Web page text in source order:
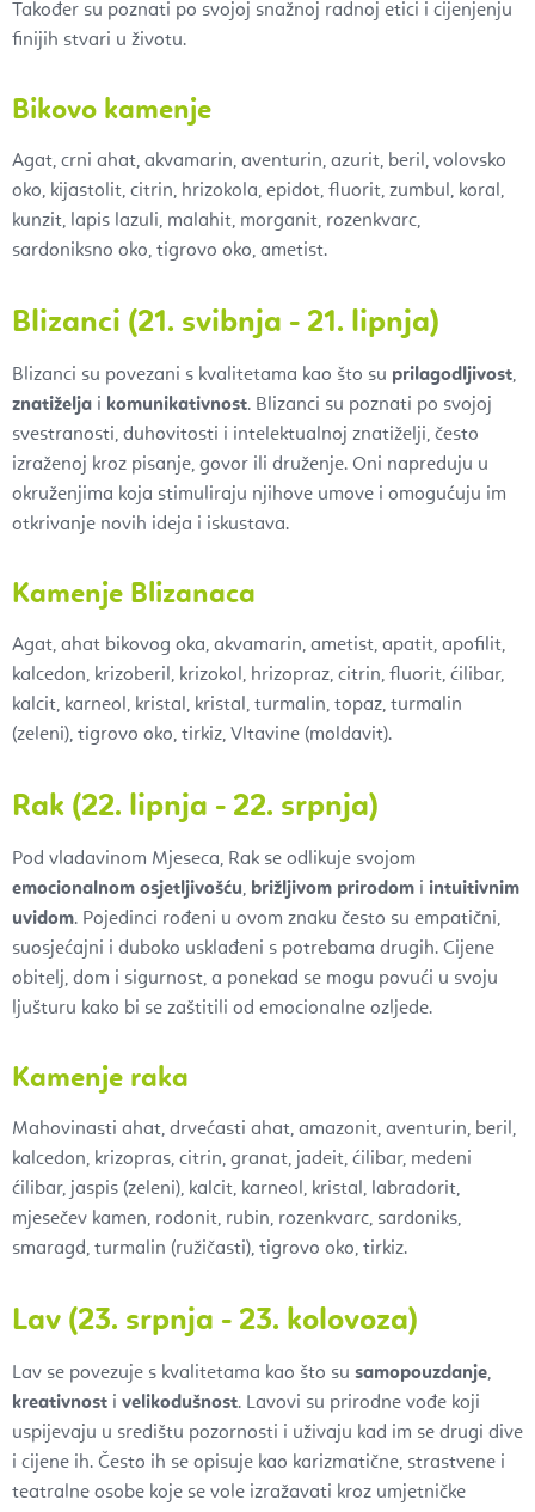
Također su poznati po svojoj snažnoj radnoj etici i cijenjenju
finijih stvari u životu.
Bikovo kamenje
Agat, crni ahat, akvamarin, aventurin, azurit, beril, volovsko
oko, kijastolit, citrin, hrizokola, epidot, fluorit, zumbul, koral,
kunzit, lapis lazuli, malahit, morganit, rozenkvarc,
sardoniksno oko, tigrovo oko, ametist.
Blizanci (21. svibnja - 21. lipnja)
Blizanci su povezani s kvalitetama kao što su prilagodljivost,
znatiželja i komunikativnost. Blizanci su poznati po svojoj
svestranosti, duhovitosti i intelektualnoj znatiželji, često
izraženoj kroz pisanje, govor ili druženje. Oni napreduju u
okruženjima koja stimuliraju njihove umove i omogućuju im
otkrivanje novih ideja i iskustava.
Kamenje Blizanaca
Agat, ahat bikovog oka, akvamarin, ametist, apatit, apofilit,
kalcedon, krizoberil, krizokol, hrizopraz, citrin, fluorit, ćilibar,
kalcit, karneol, kristal, kristal, turmalin, topaz, turmalin
(zeleni), tigrovo oko, tirkiz, Vltavine (moldavit).
Rak (22. lipnja - 22. srpnja)
Pod vladavinom Mjeseca, Rak se odlikuje svojom
emocionalnom osjetljivošću, brižljivom prirodom i intuitivnim
uvidom. Pojedinci rođeni u ovom znaku često su empatični,
suosjećajni i duboko usklađeni s potrebama drugih. Cijene
obitelj, dom i sigurnost, a ponekad se mogu povući u svoju
ljušturu kako bi se zaštitili od emocionalne ozljede.
Kamenje raka
Mahovinasti ahat, drvećasti ahat, amazonit, aventurin, beril,
kalcedon, krizopras, citrin, granat, jadeit, ćilibar, medeni
ćilibar, jaspis (zeleni), kalcit, karneol, kristal, labradorit,
mjesečev kamen, rodonit, rubin, rozenkvarc, sardoniks,
smaragd, turmalin (ružičasti), tigrovo oko, tirkiz.
Lav (23. srpnja - 23. kolovoza)
Lav se povezuje s kvalitetama kao što su samopouzdanje,
kreativnost i velikodušnost. Lavovi su prirodne vođe koji
uspijevaju u središtu pozornosti i uživaju kad im se drugi dive
i cijene ih. Često ih se opisuje kao karizmatične, strastvene i
teatralne osobe koje se vole izražavati kroz umjetničke